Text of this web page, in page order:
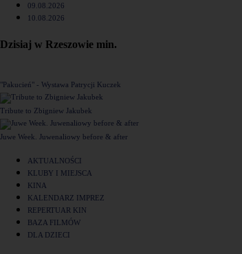
09.08.2026
10.08.2026
Dzisiaj w Rzeszowie min.
"Pakucień" - Wystawa Patrycji Kuczek
Tribute to Zbigniew Jakubek
Juwe Week. Juwenaliowy before & after
AKTUALNOŚCI
KLUBY I MIEJSCA
KINA
KALENDARZ IMPREZ
REPERTUAR KIN
BAZA FILMÓW
DLA DZIECI